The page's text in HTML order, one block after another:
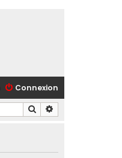
Connexion
Rechercher